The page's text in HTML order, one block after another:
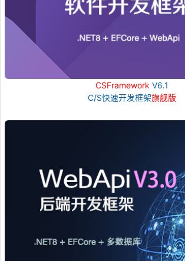
CSFramework V6.1
C/S快速开发框架旗舰版